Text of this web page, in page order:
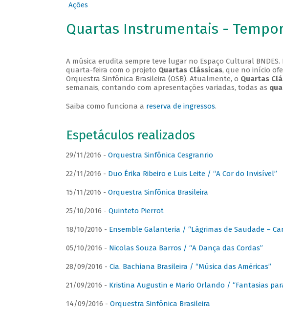
Ações
Quartas Instrumentais -
A música erudita sempre teve lugar no Espaço Cultural
quarta-feira com o projeto Quartas Clássicas, que no início
Orquestra Sinfônica Brasileira (OSB). Atualmente, o Quartas
semanais, contando com apresentações variadas, todas as
Saiba como funciona a reserva de ingressos.
Espetáculos realizados
29/11/2016 - Orquestra Sinfônica Cesgranrio
22/11/2016 - Duo Érika Ribeiro e Luis Leite / “A Cor do Invisível”
15/11/2016 - Orquestra Sinfônica Brasileira
25/10/2016 - Quinteto Pierrot
18/10/2016 - Ensemble Galanteria / “Lágrimas de Saudade –
05/10/2016 - Nicolas Souza Barros / “A Dança das Cordas”
28/09/2016 - Cia. Bachiana Brasileira / “Música das Américas”
21/09/2016 - Kristina Augustin e Mario Orlando / “Fantasias
14/09/2016 - Orquestra Sinfônica Brasileira